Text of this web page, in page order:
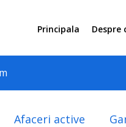
Principala Despre
Afaceri active